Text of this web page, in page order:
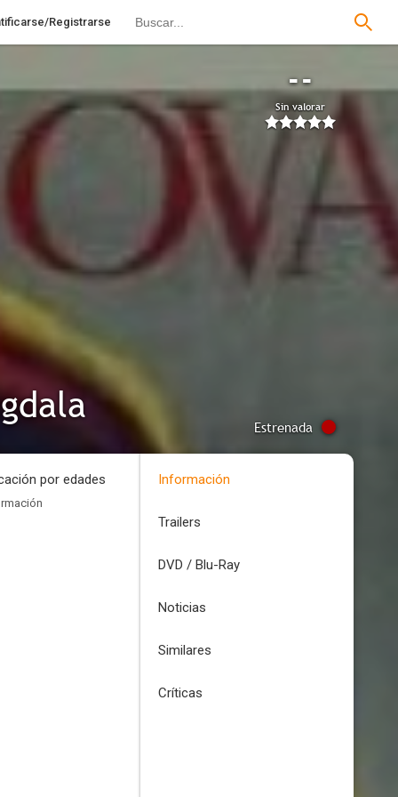
Registrarse
--
Sin valorar
Estrenada
por edades Información
Trailers
DVD / Blu-Ray
Noticias
Similares
Críticas